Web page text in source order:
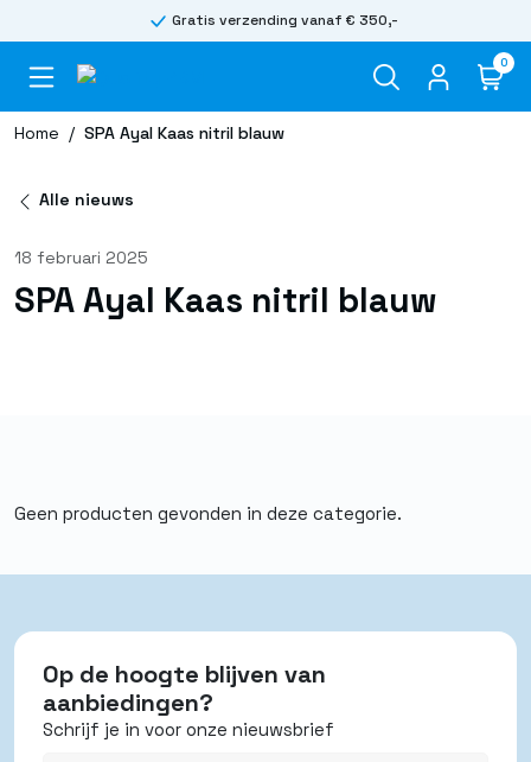
Gratis verzending vanaf € 350,-
0
Home / SPA Ayal Kaas nitril blauw
Alle nieuws
18 februari 2025
SPA Ayal Kaas nitril blauw
Geen producten gevonden in deze categorie.
Op de hoogte blijven van
aanbiedingen?
Schrijf je in voor onze nieuwsbrief